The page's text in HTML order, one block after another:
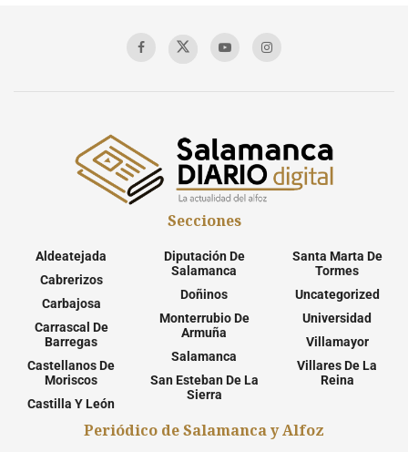
Secciones
Aldeatejada
Cabrerizos
Carbajosa
Carrascal De
Barregas
Castellanos De
Moriscos
Castilla Y León
Diputación De
Salamanca
Doñinos
Monterrubio De
Armuña
Salamanca
San Esteban De La
Sierra
Santa Marta De
Tormes
Uncategorized
Universidad
Villamayor
Villares De La
Reina
Periódico de Salamanca y Alfoz